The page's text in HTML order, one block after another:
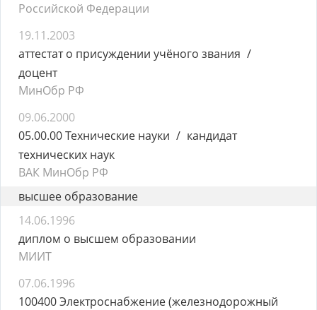
Российской Федерации
19.11.2003
аттестат о присуждении учёного звания
доцент
МинОбр РФ
09.06.2000
05.00.00 Технические науки
кандидат
технических наук
ВАК МинОбр РФ
высшее образование
14.06.1996
диплом о высшем образовании
МИИТ
07.06.1996
100400 Электроснабжение (железнодорожный